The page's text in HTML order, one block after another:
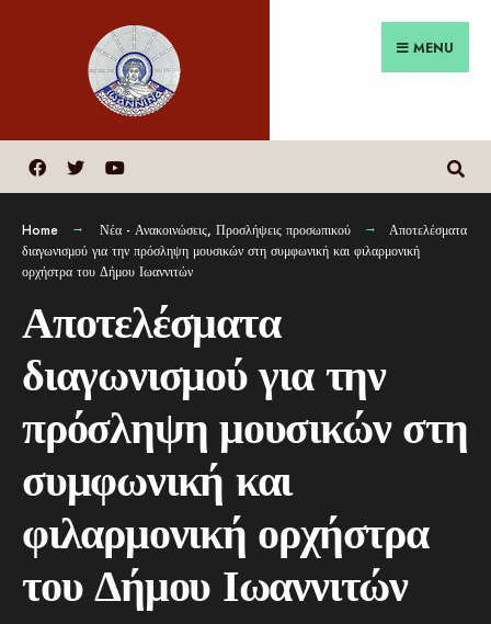
MENU
Home Νέα - Ανακοινώσεις, Προσλήψεις προσωπικού
Αποτελέσματα
διαγωνισμού για την πρόσληψη μουσικών στη συμφωνική και φιλαρμονική
ορχήστρα του Δήμου Ιωαννιτών
Αποτελέσματα
διαγωνισμού για την
πρόσληψη μουσικών στη
συμφωνική και
φιλαρμονική ορχήστρα
του Δήμου Ιωαννιτών